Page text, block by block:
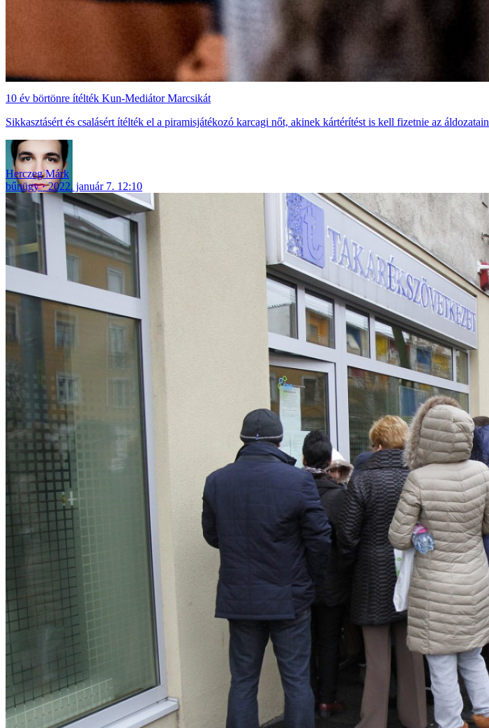
10 év börtönre ítélték Kun-Mediátor Marcsikát
Sikkasztásért és csalásért ítélték el a piramisjátékozó karcagi nőt, akinek kártérítést is kell fizetnie az
Herczeg Márk
bűnügy
2022. január 7. 12:10